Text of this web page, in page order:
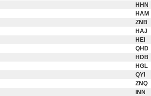
HHN
HAM
ZNB
HAJ
HEI
QHD
HDB
HGL
QYI
ZNQ
INN